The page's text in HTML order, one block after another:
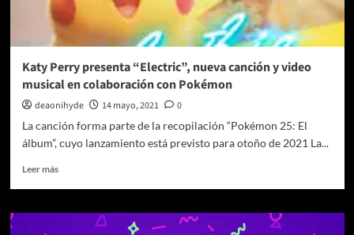
con
«El
Fantasma
la
licuadora»
Katy Perry presenta “Electric”, nueva canción y video
musical en colaboración con Pokémon
deaonihyde 14 mayo, 2021
0
La canción forma parte de la recopilación “Pokémon 25: El
álbum”, cuyo lanzamiento está previsto para otoño de 2021 La...
Leer másLeer
Katy